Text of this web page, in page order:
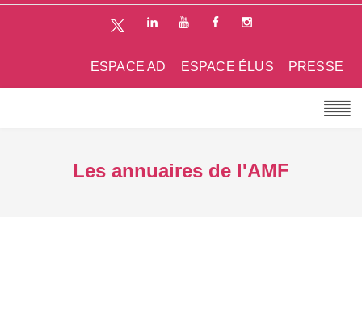
PRESSE
ESPACE ÉLUS
ESPACE AD
Les annuaires de l'AMF